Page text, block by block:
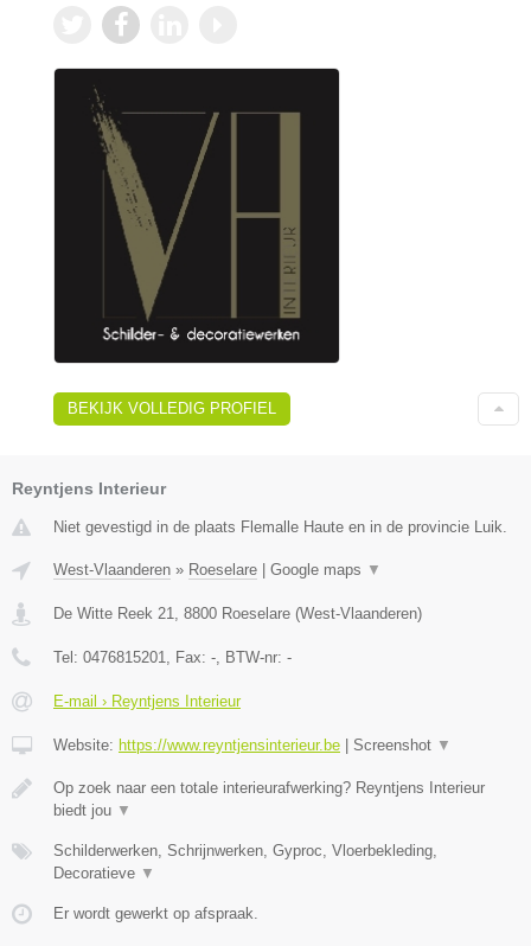
BEKIJK VOLLEDIG PROFIEL
Reyntjens Interieur
Niet gevestigd in de plaats Flemalle Haute en in de provincie Luik.
West-Vlaanderen » Roeselare Google maps ▼
De Witte Reek 21 8800 Roeselare (West-Vlaanderen)
Tel: 0476815201 , Fax: - , BTW-nr: -
E-mail › Reyntjens Interieur
Website: https://www.reyntjensinterieur.be Screenshot ▼
Op zoek naar een totale interieurafwerking? Reyntjens Interieur
biedt jou ▼
Schilderwerken, Schrijnwerken, Gyproc, Vloerbekleding,
Decoratieve ▼
Er wordt gewerkt op afspraak.